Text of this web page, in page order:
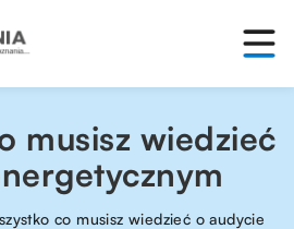
musisz wiedzieć
co musisz wiedzieć o audycie